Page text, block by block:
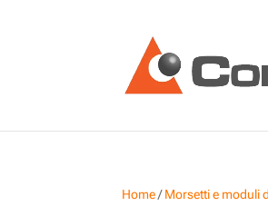
Home/Morsetti e moduli